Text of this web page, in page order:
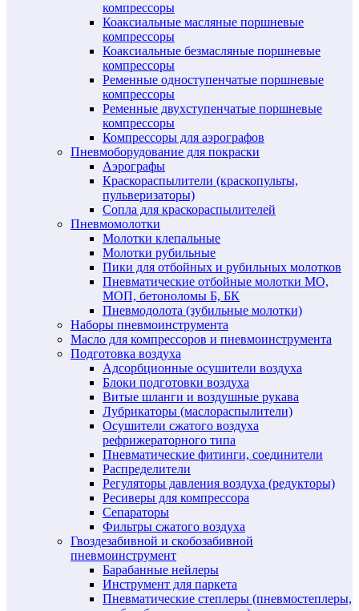
компрессоры
Коаксиальные масляные поршневые
компрессоры
Коаксиальные безмасляные поршневые
компрессоры
Ременные одноступенчатые поршневые
компрессоры
Ременные двухступенчатые поршневые
компрессоры
Компрессоры для аэрографов
Пневмоборудование для покраски
Аэрографы
Краскораспылители (краскопульты,
пульверизаторы)
Сопла для краскораспылителей
Пневмомолотки
Молотки клепальные
Молотки рубильные
Пики для отбойных и рубильных молотков
Пневматические отбойные молотки МО,
МОП, бетоноломы Б, БК
Пневмодолота (зубильные молотки)
Наборы пневмоинструмента
Масло для компрессоров и пневмоинструмента
Подготовка воздуха
Адсорбционные осушители воздуха
Блоки подготовки воздуха
Витые шланги и воздушные рукава
Лубрикаторы (маслораспылители)
Осушители сжатого воздуха
рефрижераторного типа
Пневматические фитинги, соединители
Распределители
Регуляторы давления воздуха (редукторы)
Ресиверы для компрессора
Сепараторы
Фильтры сжатого воздуха
Гвоздезабивной и скобозабивной
пневмоинструмент
Барабанные нейлеры
Инструмент для паркета
Пневматические степлеры (пневмостеплеры,